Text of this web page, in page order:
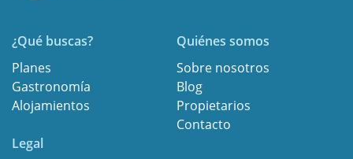
¿Qué buscas?
Planes
Gastronomía
Alojamientos
Quiénes somos
Sobre nosotros
Blog
Propietarios
Contacto
Legal